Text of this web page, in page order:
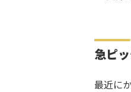
急ピ
最近に